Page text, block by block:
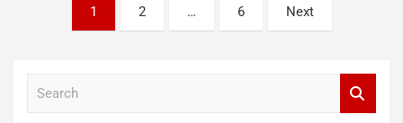
sayfalandırması
1 2 … 6 Next